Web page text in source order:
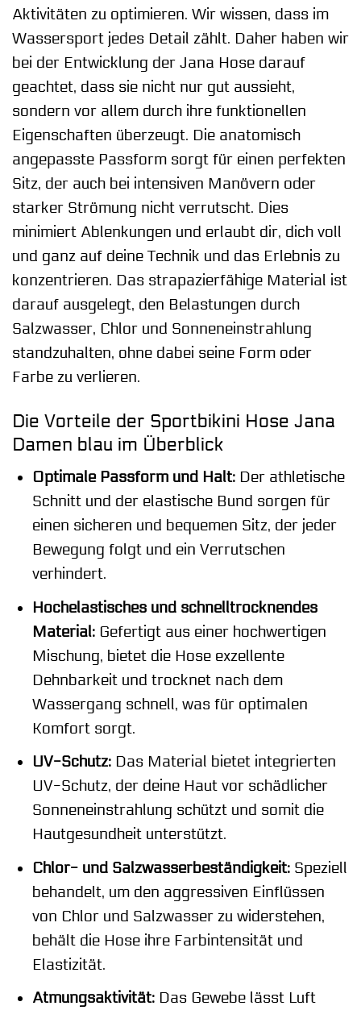
Aktivitäten zu optimieren. Wir wissen, dass im
Wassersport jedes Detail zählt. Daher haben wir
bei der Entwicklung der Jana Hose darauf
geachtet, dass sie nicht nur gut aussieht,
sondern vor allem durch ihre funktionellen
Eigenschaften überzeugt. Die anatomisch
angepasste Passform sorgt für einen perfekten
Sitz, der auch bei intensiven Manövern oder
starker Strömung nicht verrutscht. Dies
minimiert Ablenkungen und erlaubt dir, dich voll
und ganz auf deine Technik und das Erlebnis zu
konzentrieren. Das strapazierfähige Material ist
darauf ausgelegt, den Belastungen durch
Salzwasser, Chlor und Sonneneinstrahlung
standzuhalten, ohne dabei seine Form oder
Farbe zu verlieren.
Die Vorteile der Sportbikini Hose Jana
Damen blau im Überblick
Optimale Passform und Halt:Der athletische
Schnitt und der elastische Bund sorgen für
einen sicheren und bequemen Sitz, der jeder
Bewegung folgt und ein Verrutschen
verhindert.
Hochelastisches und schnelltrocknendes
Material:Gefertigt aus einer hochwertigen
Mischung, bietet die Hose exzellente
Dehnbarkeit und trocknet nach dem
Wassergang schnell, was für optimalen
Komfort sorgt.
UV-Schutz:Das Material bietet integrierten
UV-Schutz, der deine Haut vor schädlicher
Sonneneinstrahlung schützt und somit die
Hautgesundheit unterstützt.
Chlor- und Salzwasserbeständigkeit:Speziell
behandelt, um den aggressiven Einflüssen
von Chlor und Salzwasser zu widerstehen,
behält die Hose ihre Farbintensität und
Elastizität.
Atmungsaktivität:Das Gewebe lässt Luft